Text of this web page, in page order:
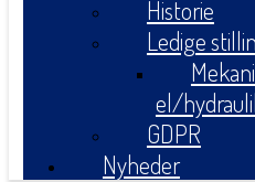
Historie
Ledige
el/
GDPR
Nyheder